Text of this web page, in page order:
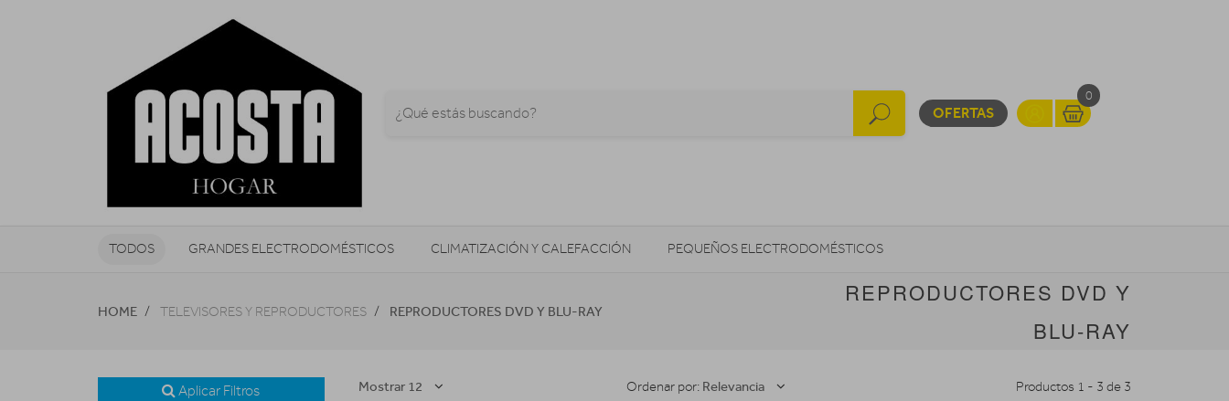
OFERTAS
0
TODOS GRANDES ELECTRODOMÉSTICOS CLIMATIZACIÓN Y CALEFACCIÓN PEQUEÑOS ELECTRODOMÉSTICOS
INFORMÁTICA MOVILIDAD URBANA
HOME TELEVISORES Y REPRODUCTORES REPRODUCTORES DVD Y BLU-RAY
REPRODUCTORES DVD Y
BLU-RAY
Aplicar Filtros Mostrar 12 Ordenar por: Relevancia Productos 1 - 3 de 3